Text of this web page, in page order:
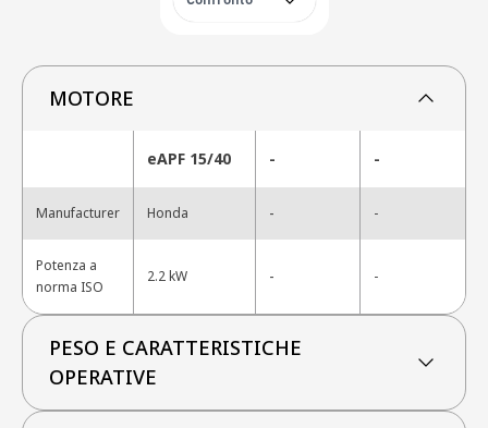
MOTORE
eAPF 15/40 - -
Manufacturer Honda - -
Potenza a
norma ISO
2.2 kW - -
PESO E CARATTERISTICHE
OPERATIVE